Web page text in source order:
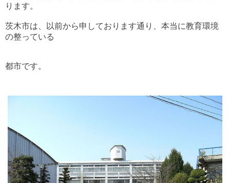
ります。
茨木市は、以前から申しております通り、本当に教育環境
の整っている
都市です。